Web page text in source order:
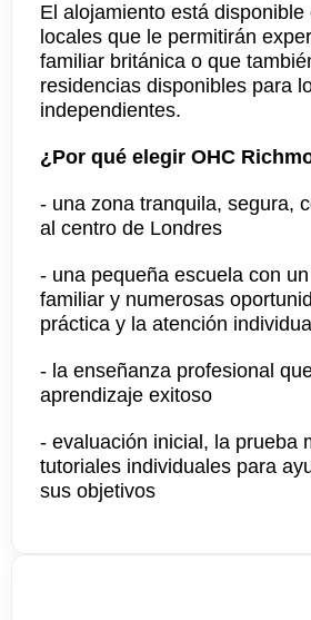
El alojamiento está disponible
locales que le permitirán
familiar británica o que
residencias disponibles para
independientes.
¿Por qué elegir OHC
- una zona tranquila, segura,
al centro de Londres
- una pequeña escuela con
familiar y numerosas
práctica y la atención
- la enseñanza profesional
aprendizaje exitoso
- evaluación inicial, la prueba
tutoriales individuales para
sus objetivos